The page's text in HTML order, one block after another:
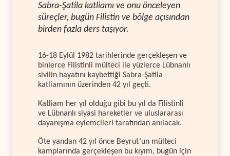
Sabra-Şatila katliamı ve onu önceleyen
süreçler, bugün Filistin ve bölge açısından
birden fazla ders taşıyor.
16-18 Eylül 1982 tarihlerinde gerçekleşen ve
binlerce Filistinli mülteci ile yüzlerce Lübnanlı
sivilin hayatını kaybettiği Sabra-Şatila
katliamının üzerinden 42 yıl geçti.
Katliam her yıl olduğu gibi bu yıl da Filistinli
ve Lübnanlı siyasi hareketler ve uluslararası
dayanışma eylemcileri tarafından anılacak.
Öte yandan 42 yıl önce Beyrut’un mülteci
kamplarında gerçekleşen bu kıyım, bugün için